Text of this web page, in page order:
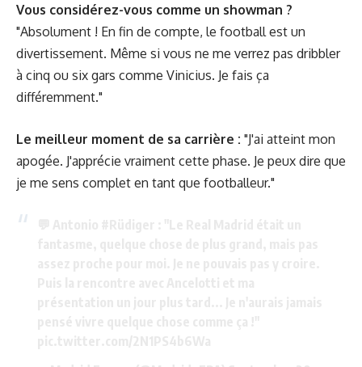
Vous considérez-vous comme un showman ?
"Absolument ! En fin de compte, le football est un
divertissement. Même si vous ne me verrez pas dribbler
à cinq ou six gars comme Vinicius. Je fais ça
différemment."
Le meilleur moment de sa carrière : "J'ai atteint mon
apogée. J'apprécie vraiment cette phase. Je peux dire que
je me sens complet en tant que footballeur."